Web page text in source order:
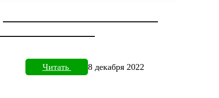
Читать 8 декабря 2022